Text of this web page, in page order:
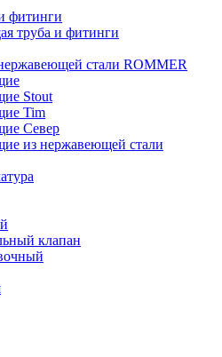
фитинги
труба и фитинги
стали ROMMER
Stout
Tim
Север
из нержавеющей стали
клапан